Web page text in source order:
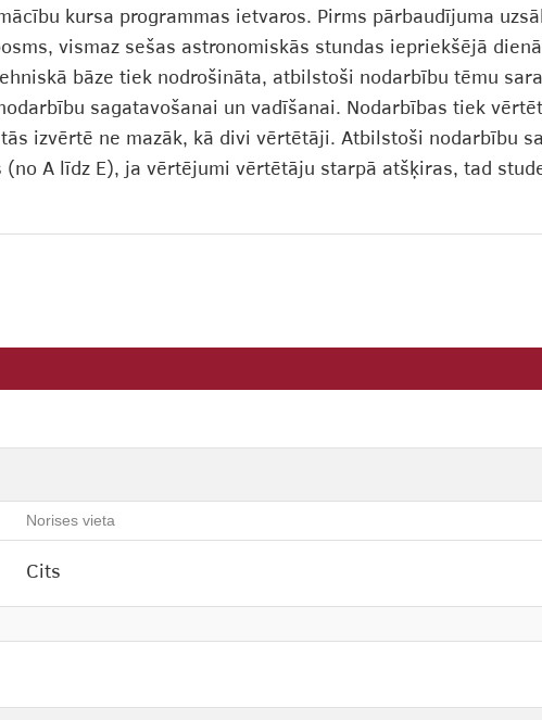
kursa programmas ietvaros. Pirms pārbaudījuma
vismaz sešas astronomiskās stundas iepriekšējā
bāze tiek nodrošināta, atbilstoši nodarbību tēmu
sagatavošanai un vadīšanai. Nodarbības tiek
izvērtē ne mazāk, kā divi vērtētāji. Atbilstoši nodarbību
A līdz E), ja vērtējumi vērtētāju starpā atšķiras, tad
Norises vieta
Cits